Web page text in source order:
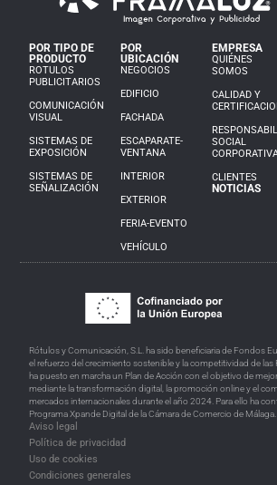
POR TIPO DE
PRODUCTO
ROTULOS
PUBLICITARIOS
COMUNICACIÓN
VISUAL
SISTEMAS DE
EXPOSICIÓN
SISTEMAS DE
SEÑALIZACIÓN
POR
UBICACIÓN
NEGOCIOS
EDIFICIO
FACHADA
ESCAPARATE-
VENTANA
INTERIOR
EXTERIOR
FERIA-EVENTO
VEHÍCULO
EMPRESA
QUIÉNES
SOMOS
CALIDAD Y
SOCIAL
CLIENTES
NOTICIAS
Rótulos y Comunicación, S.L. ha sido beneficiaria de Fondos
el refuerzo del crecimiento sostenible y la competitividad de las
ha puesto en marcha un Plan de Acción con el objetivo de
mediante la transformación digital, la promoción online y el
mercados internacionales durante el año 2024. Para ello ha
Programa Xpande Digital de la Cámara de Comercio de
Aviso legal
Política de privacidad
Uso de cookies
Condiciones generales